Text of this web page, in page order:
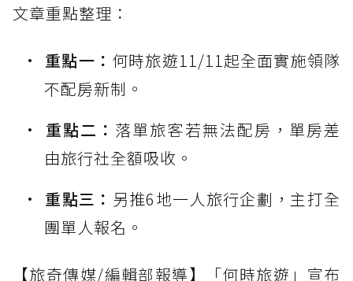
文章重點整理：
重點一： 何時旅遊11/11起全面實施領隊
不配房新制。
重點二： 落單旅客若無法配房，單房差
由旅行社全額吸收。
重點三： 另推6地一人旅行企劃，主打全
團單人報名。
【旅奇傳媒/編輯部報導】「何時旅遊」宣布